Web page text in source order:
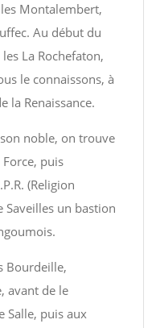
Montalembert,
Au début du
La Rochefaton,
le connaissons, à
la Renaissance.
noble, on trouve
puis
(Religion
Saveilles un bastion
Bourdeille,
avant de le
Salle, puis aux